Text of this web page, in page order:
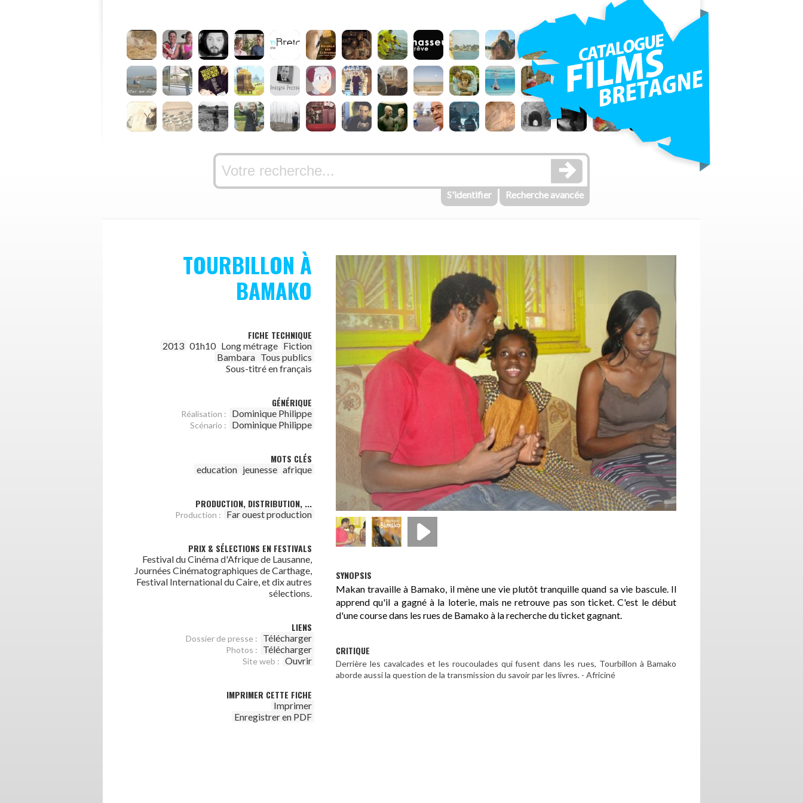
S'identifier Recherche avancée
TOURBILLON À
BAMAKO
FICHE TECHNIQUE
2013 01h10 Long métrage Fiction
Bambara Tous publics
Sous-titré en français
GÉNÉRIQUE
Réalisation : Dominique Philippe
Scénario : Dominique Philippe
MOTS CLÉS
education jeunesse afrique
PRODUCTION, DISTRIBUTION, ...
Production : Far ouest production
PRIX & SÉLECTIONS EN FESTIVALS
Festival du Cinéma d'Afrique de Lausanne,
Journées Cinématographiques de Carthage,
Festival International du Caire, et dix autres
sélections.
LIENS
Dossier de presse : Télécharger
Photos : Télécharger
Site web : Ouvrir
IMPRIMER CETTE FICHE
Imprimer
Enregistrer en PDF
SYNOPSIS
Makan travaille à Bamako, il mène une vie plutôt tranquille quand sa vie bascule. Il
apprend qu'il a gagné à la loterie, mais ne retrouve pas son ticket. C'est le début
d'une course dans les rues de Bamako à la recherche du ticket gagnant.
CRITIQUE
Derrière les cavalcades et les roucoulades qui fusent dans les rues, Tourbillon à Bamako
aborde aussi la question de la transmission du savoir par les livres. - Africiné